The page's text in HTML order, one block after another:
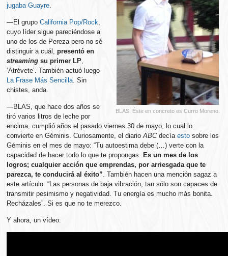
BLAS. Éste en concreto es Curro Moreno.
jugaba Guayre.
—El grupoCalifornia Pop/Rock,
cuyo líder sigue pareciéndose a
uno de los de Pereza pero no sé
distinguir a cuál,presentó en
streaming su primer LP,
‘Atrévete’. También actuó luego
La Frase Más Sencilla. Sin
chistes, anda.
—BLAS, que hace dos años se
tiró varios litros de leche por
encima, cumplió años el pasado viernes 30 de mayo, lo cual lo
convierte en Géminis. Curiosamente, el diarioABCdecíaesto sobre los
Géminis en el mes de mayo: “Tu autoestima debe (…) verte con la
capacidad de hacer todo lo que te propongas. Es un mes de los
logros; cualquier acción que emprendas, por arriesgada que te
parezca, te conducirá al éxito”. También hacen una mención sagaz a
este artículo: “Las personas de baja vibración, tan sólo son capaces de
transmitir pesimismo y negatividad. Tu energía es mucho más bonita.
Recházales”. Si es que no te merezco.
Y ahora, un vídeo: